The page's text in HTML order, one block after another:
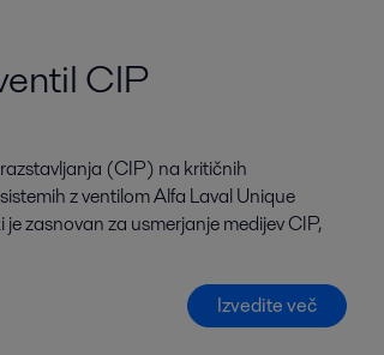
CIP
(CIP) na kritičnih
z ventilom Alfa Laval Unique
zasnovan za usmerjanje medijev CIP,
Izvedite več